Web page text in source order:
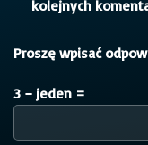
kolejnych
Proszę wpisać
3 − jeden =